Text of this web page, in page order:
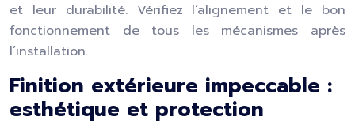
et leur durabilité. Vérifiez l’alignement et le bon
fonctionnement de tous les mécanismes après
l’installation.
Finition extérieure impeccable :
esthétique et protection